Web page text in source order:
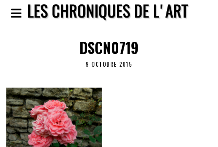
DSCN0719
9 OCTOBRE 2015